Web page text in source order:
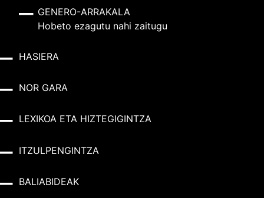
GENERO-ARRAKALA
Hobeto ezagutu nahi zaitugu
HASIERA
NOR GARA
LEXIKOA ETA HIZTEGIGINTZA
ITZULPENGINTZA
BALIABIDEAK